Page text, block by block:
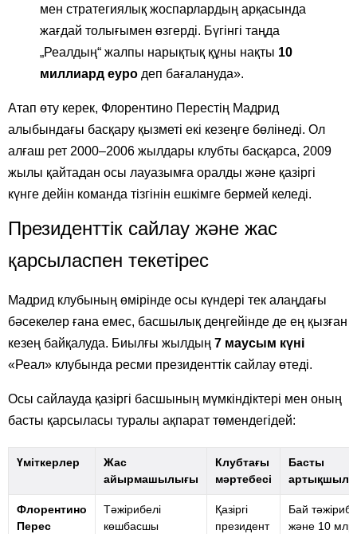
мен стратегиялық жоспарлардың арқасында
жағдай толығымен өзгерді. Бүгінгі таңда
„Реалдың“ жалпы нарықтық құны нақты 10
миллиард еуро деп бағалануда».
Атап өту керек, Флорентино Перестің Мадрид
алыбындағы басқару қызметі екі кезеңге бөлінеді. Ол
алғаш рет 2000–2006 жылдары клубты басқарса, 2009
жылы қайтадан осы лауазымға оралды және қазіргі
күнге дейін команда тізгінін ешкімге бермей келеді.
Президенттік сайлау және жас
қарсыласпен текетірес
Мадрид клубының өмірінде осы күндері тек алаңдағы
бәсекелер ғана емес, басшылық деңгейінде де ең қызған
кезең байқалуда. Биылғы жылдың 7 маусым күні
«Реал» клубында ресми президенттік сайлау өтеді.
Осы сайлауда қазіргі басшының мүмкіндіктері мен оның
басты қарсыласы туралы ақпарат төмендегідей:
Үміткерлер
Жас
айырмашылығы
Клубтағы
мәртебесі
Басты
Флорентино
Перес
Тәжірибелі
көшбасшы
Қазіргі
президент
Бай тәжірибе
және 10